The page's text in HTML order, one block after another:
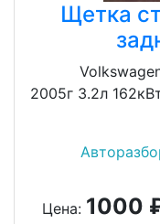
Щетка
2005г 3.2л
Цена: 1000